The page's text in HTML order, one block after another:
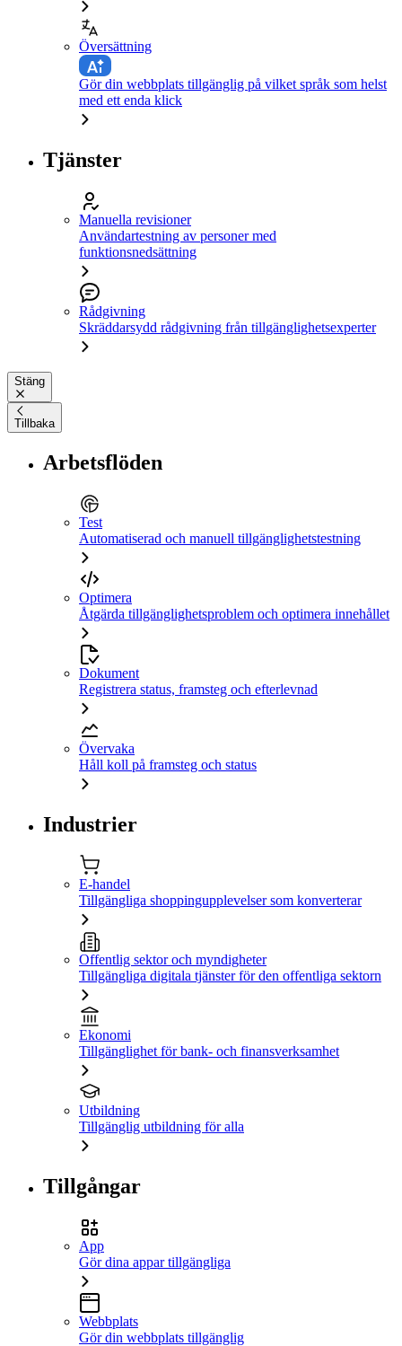
Översättning
Gör din webbplats tillgänglig på vilket språk som helst
med ett enda klick
Tjänster
Manuella revisioner
Användartestning av personer med
funktionsnedsättning
Rådgivning
Skräddarsydd rådgivning från tillgänglighetsexperter
Stäng
Tillbaka
Arbetsflöden
Test
Automatiserad och manuell tillgänglighetstestning
Optimera
Åtgärda tillgänglighetsproblem och optimera innehållet
Dokument
Registrera status, framsteg och efterlevnad
Övervaka
Håll koll på framsteg och status
Industrier
E-handel
Tillgängliga shoppingupplevelser som konverterar
Offentlig sektor och myndigheter
Tillgängliga digitala tjänster för den offentliga sektorn
Ekonomi
Tillgänglighet för bank- och finansverksamhet
Utbildning
Tillgänglig utbildning för alla
Tillgångar
App
Gör dina appar tillgängliga
Webbplats
Gör din webbplats tillgänglig